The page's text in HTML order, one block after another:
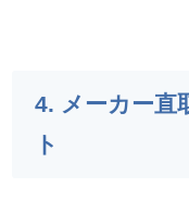
4. メーカー直
ト